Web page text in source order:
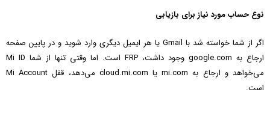
نوع حساب مورد نیاز برای بازیابی
اگر از شما خواسته شد با Gmail یا هر ایمیل دیگری وارد شوید و در پایین صفحه
ارجاع به google.com وجود داشت، FRP است. اما وقتی تنها از شما Mi ID
می‌خواهد و ارجاع به mi.com یا cloud.mi.com می‌دهد، قفل Mi Account
است.